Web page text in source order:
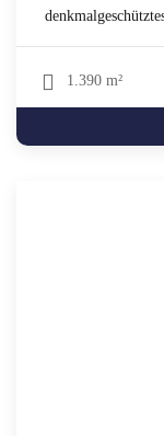
1.390 m²